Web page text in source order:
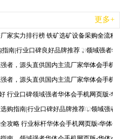
更多+
2026-06-25
家实力排行榜 铁矿选矿设备采购全流程
2026-06-25
南|行业口碑良好品牌推荐，领域强者
2026-06-25
者，源头直供国内主流厂家华体会手机
2026-06-25
者，源头直供国内主流厂家华体会手机
2026-06-25
行业口碑领域强者华体会手机网页版-华
2026-06-25
购指南|行业口碑好品牌推荐，领域强者
2026-06-25
攻略 行业标杆华体会手机网页版-华体